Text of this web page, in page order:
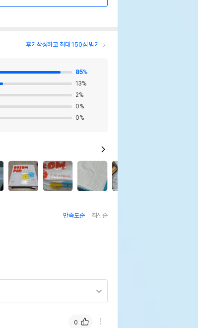
후기작성하고 최대 150점 받기
85%
13%
2%
0%
0%
만족도순 최신순
0